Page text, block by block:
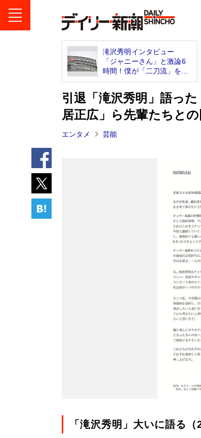
滝沢秀明インタビュー
「ジャニーさん」と激論6
時間！僕が「二刀流」を...
引退「滝沢秀明」語っ
居正広」ら先輩たちと
エンタメ 芸能
「滝沢秀明」大いに語る（